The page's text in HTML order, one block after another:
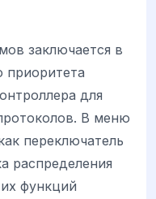
заключается в
приоритета
для
В меню
переключатель
распределения
функций